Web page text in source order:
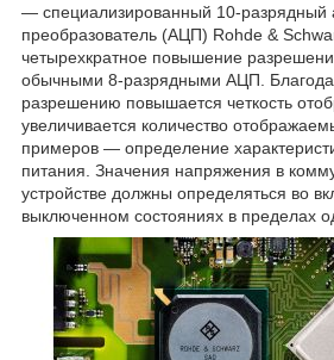
— специализированный 10-разрядный
преобразователь (АЦП) Rohde &
четырехкратное повышение
обычными 8-разрядными АЦП.
разрешению повышается четкость
увеличивается количество
примеров — определение
питания. Значения напряжения в
устройстве должны определяться во
выключенном состояниях в пределах